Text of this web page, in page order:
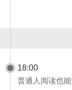
18:00
普通人阅读也